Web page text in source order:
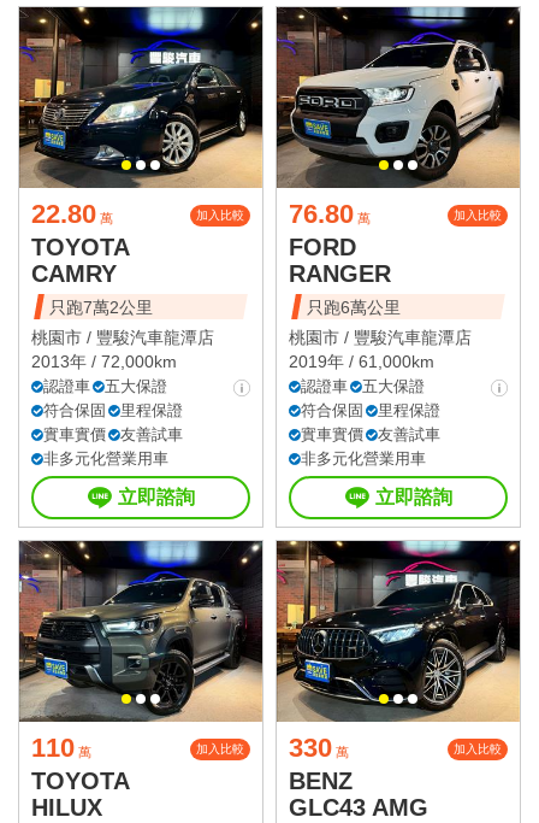
22.80 萬 加入比較
TOYOTA
CAMRY
只跑7萬2公里
桃園市 / 豐駿汽車龍潭店
2013年 / 72,000km
認證車
五大保證
符合保固
里程保證
實車實價
友善試車
非多元化營業用車
立即諮詢
76.80 萬 加入比較
FORD
RANGER
只跑6萬公里
桃園市 / 豐駿汽車龍潭店
2019年 / 61,000km
認證車
五大保證
符合保固
里程保證
實車實價
友善試車
非多元化營業用車
立即諮詢
110 萬 加入比較
TOYOTA
HILUX
330 萬 加入比較
BENZ
GLC43 AMG